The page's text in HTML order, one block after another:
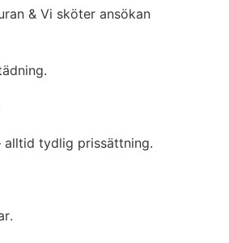
& Vi sköter ansökan
tydlig prissättning.